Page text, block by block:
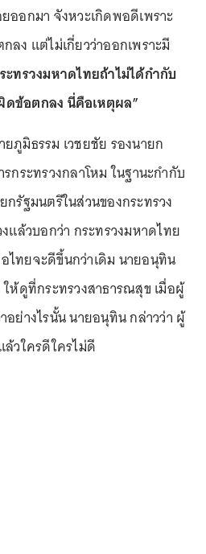
อกมา จังหวะเกิดพอดีเพราะ
ง แต่ไม่เกี่ยวว่าออกเพราะมี
ะทรวงมหาดไทยถ้าไม่ได้กำกับ
ข้อตกลง นี่คือเหตุผล”
ภูมิธรรม เวชยชัย รองนายก
กระทรวงกลาโหม ในฐานะกำกับ
รัฐมนตรีในส่วนของกระทรวง
แล้วบอกว่า กระทรวงมหาดไทย
ไทยจะดีขึ้นกว่าเดิม นายอนุทิน
ห้ดูที่กระทรวงสาธารณสุข เมื่อผู้
อย่างไรนั้น นายอนุทิน กล่าวว่า ผู้
วใครดีใครไม่ดี